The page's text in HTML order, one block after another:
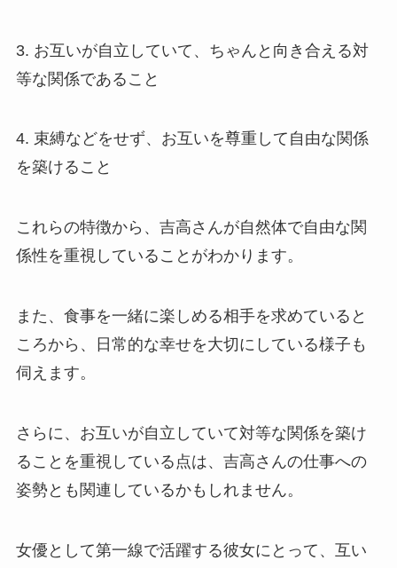
3. お互いが自立していて、ちゃんと向き合える対
等な関係であること
4. 束縛などをせず、お互いを尊重して自由な関係
を築けること
これらの特徴から、吉高さんが自然体で自由な関
係性を重視していることがわかります。
また、食事を一緒に楽しめる相手を求めていると
ころから、日常的な幸せを大切にしている様子も
伺えます。
さらに、お互いが自立していて対等な関係を築け
ることを重視している点は、吉高さんの仕事への
姿勢とも関連しているかもしれません。
女優として第一線で活躍する彼女にとって、互い